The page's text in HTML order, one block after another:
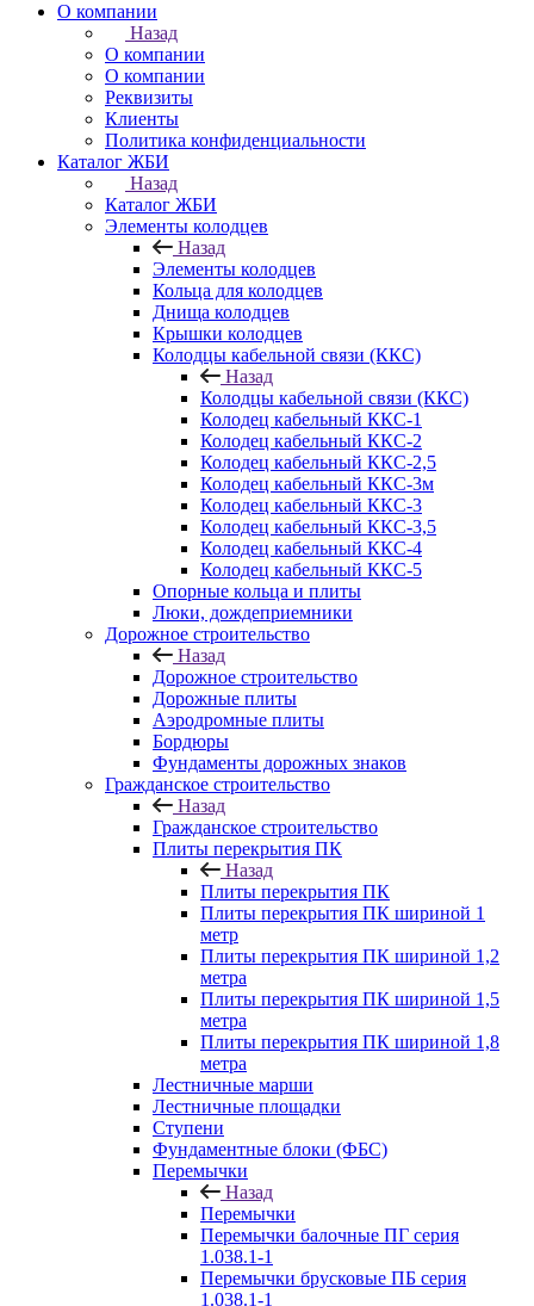
О компании
Назад
О компании
О компании
Реквизиты
Клиенты
Политика конфиденциальности
Каталог ЖБИ
Назад
Каталог ЖБИ
Элементы колодцев
Назад
Элементы колодцев
Кольца для колодцев
Днища колодцев
Крышки колодцев
Колодцы кабельной связи (ККС)
Назад
Колодцы кабельной связи (ККС)
Колодец кабельный ККС-1
Колодец кабельный ККС-2
Колодец кабельный ККС-2,5
Колодец кабельный ККС-3м
Колодец кабельный ККС-3
Колодец кабельный ККС-3,5
Колодец кабельный ККС-4
Колодец кабельный ККС-5
Опорные кольца и плиты
Люки, дождеприемники
Дорожное строительство
Назад
Дорожное строительство
Дорожные плиты
Аэродромные плиты
Бордюры
Фундаменты дорожных знаков
Гражданское строительство
Назад
Гражданское строительство
Плиты перекрытия ПК
Назад
Плиты перекрытия ПК
Плиты перекрытия ПК шириной 1
метр
Плиты перекрытия ПК шириной 1,2
метра
Плиты перекрытия ПК шириной 1,5
метра
Плиты перекрытия ПК шириной 1,8
метра
Лестничные марши
Лестничные площадки
Ступени
Фундаментные блоки (ФБС)
Перемычки
Назад
Перемычки
Перемычки балочные ПГ серия
1.038.1-1
Перемычки брусковые ПБ серия
1.038.1-1